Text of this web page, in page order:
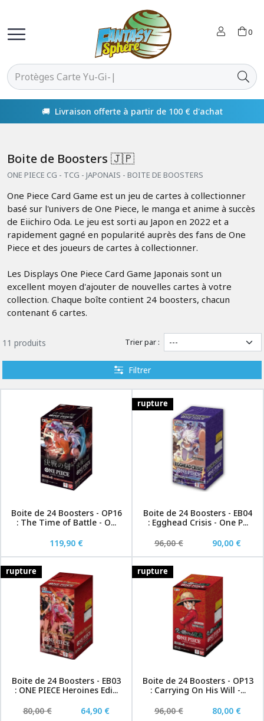
0
🚚 Livraison offerte à partir de 100 € d'achat
Boite de Boosters 🇯🇵
ONE PIECE CG - TCG - JAPONAIS - BOITE DE BOOSTERS
One Piece Card Game est un jeu de cartes à collectionner
basé sur l'univers de One Piece, le manga et anime à succès
de Eiichiro Oda. Le jeu est sorti au Japon en 2022 et a
rapidement gagné en popularité auprès des fans de One
Piece et des joueurs de cartes à collectionner.
Les Displays One Piece Card Game Japonais sont un
excellent moyen d'ajouter de nouvelles cartes à votre
collection. Chaque boîte contient 24 boosters, chacun
contenant 6 cartes.
11 produits Trier par :
Filtrer
Boite de 24 Boosters - OP16
: The Time of Battle - O...
119,90 €
rupture
Boite de 24 Boosters - EB04
: Egghead Crisis - One P...
96,00 €
90,00 €
rupture
Boite de 24 Boosters - EB03
: ONE PIECE Heroines Edi...
80,00 €
64,90 €
rupture
Boite de 24 Boosters - OP13
: Carrying On His Will -...
96,00 €
80,00 €